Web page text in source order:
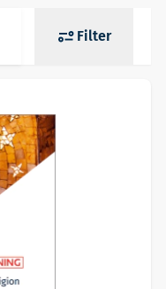
Filter